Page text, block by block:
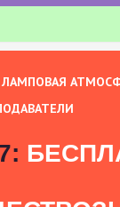
ЛАМПОВАЯ